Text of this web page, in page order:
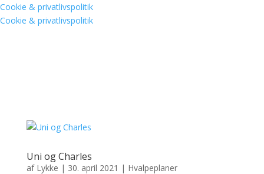
Cookie & privatlivspolitik
Cookie & privatlivspolitik
Uni og Charles
af Lykke | 30. april 2021 | Hvalpeplaner